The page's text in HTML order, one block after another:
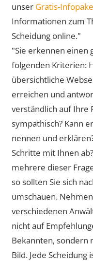
unser Gratis-
Informationen zum
Scheidung online."
"Sie erkennen einen
folgenden Kriterien:
übersichtliche
erreichen und
verständlich auf Ihre
sympathisch? Kann
nennen und
Schritte mit Ihnen
mehrere dieser
so sollten Sie sich
umschauen.
verschiedenen
nicht auf
Bekannten, sondern
Bild. Jede